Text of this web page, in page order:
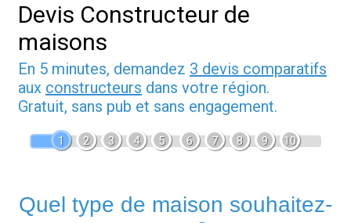
Devis Constructeur de
maisons
En 5 minutes, demandez 3 devis comparatifs
aux constructeurs dans votre région.
Gratuit, sans pub et sans engagement.
1 2 3 4 5 6 7 8 9 10
Quel type de maison souhaitez-